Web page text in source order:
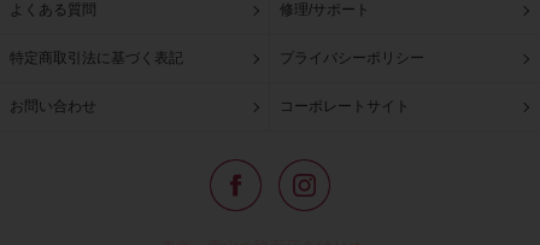
よくある質問 修理/サポート
特定商取引法に基づく表記 プライバシーポリシー
お問い合わせ コーポレートサイト